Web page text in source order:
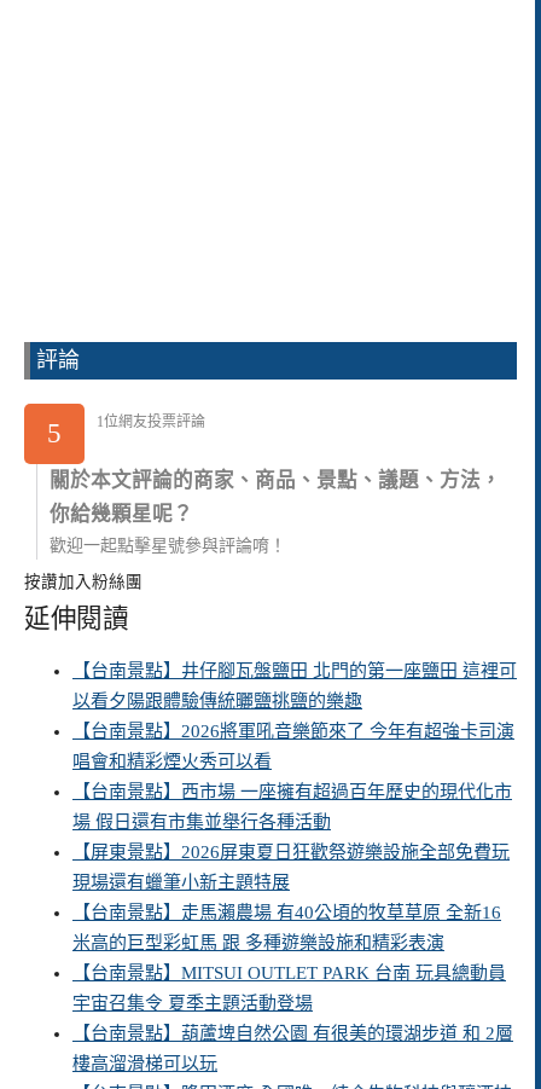
評論
5 1位網友投票評論
關於本文評論的商家、商品、景點、議題、方法，
你給幾顆星呢？
歡迎一起點擊星號參與評論唷！
按讚加入粉絲團
延伸閱讀
【台南景點】井仔腳瓦盤鹽田 北門的第一座鹽田 這裡可
以看夕陽跟體驗傳統曬鹽挑鹽的樂趣
【台南景點】2026將軍吼音樂節來了 今年有超強卡司演
唱會和精彩煙火秀可以看
【台南景點】西市場 一座擁有超過百年歷史的現代化市
場 假日還有市集並舉行各種活動
【屏東景點】2026屏東夏日狂歡祭遊樂設施全部免費玩
現場還有蠟筆小新主題特展
【台南景點】走馬瀨農場 有40公頃的牧草草原 全新16
米高的巨型彩虹馬 跟 多種遊樂設施和精彩表演
【台南景點】MITSUI OUTLET PARK 台南 玩具總動員
宇宙召集令 夏季主題活動登場
【台南景點】葫蘆埤自然公園 有很美的環湖步道 和 2層
樓高溜滑梯可以玩